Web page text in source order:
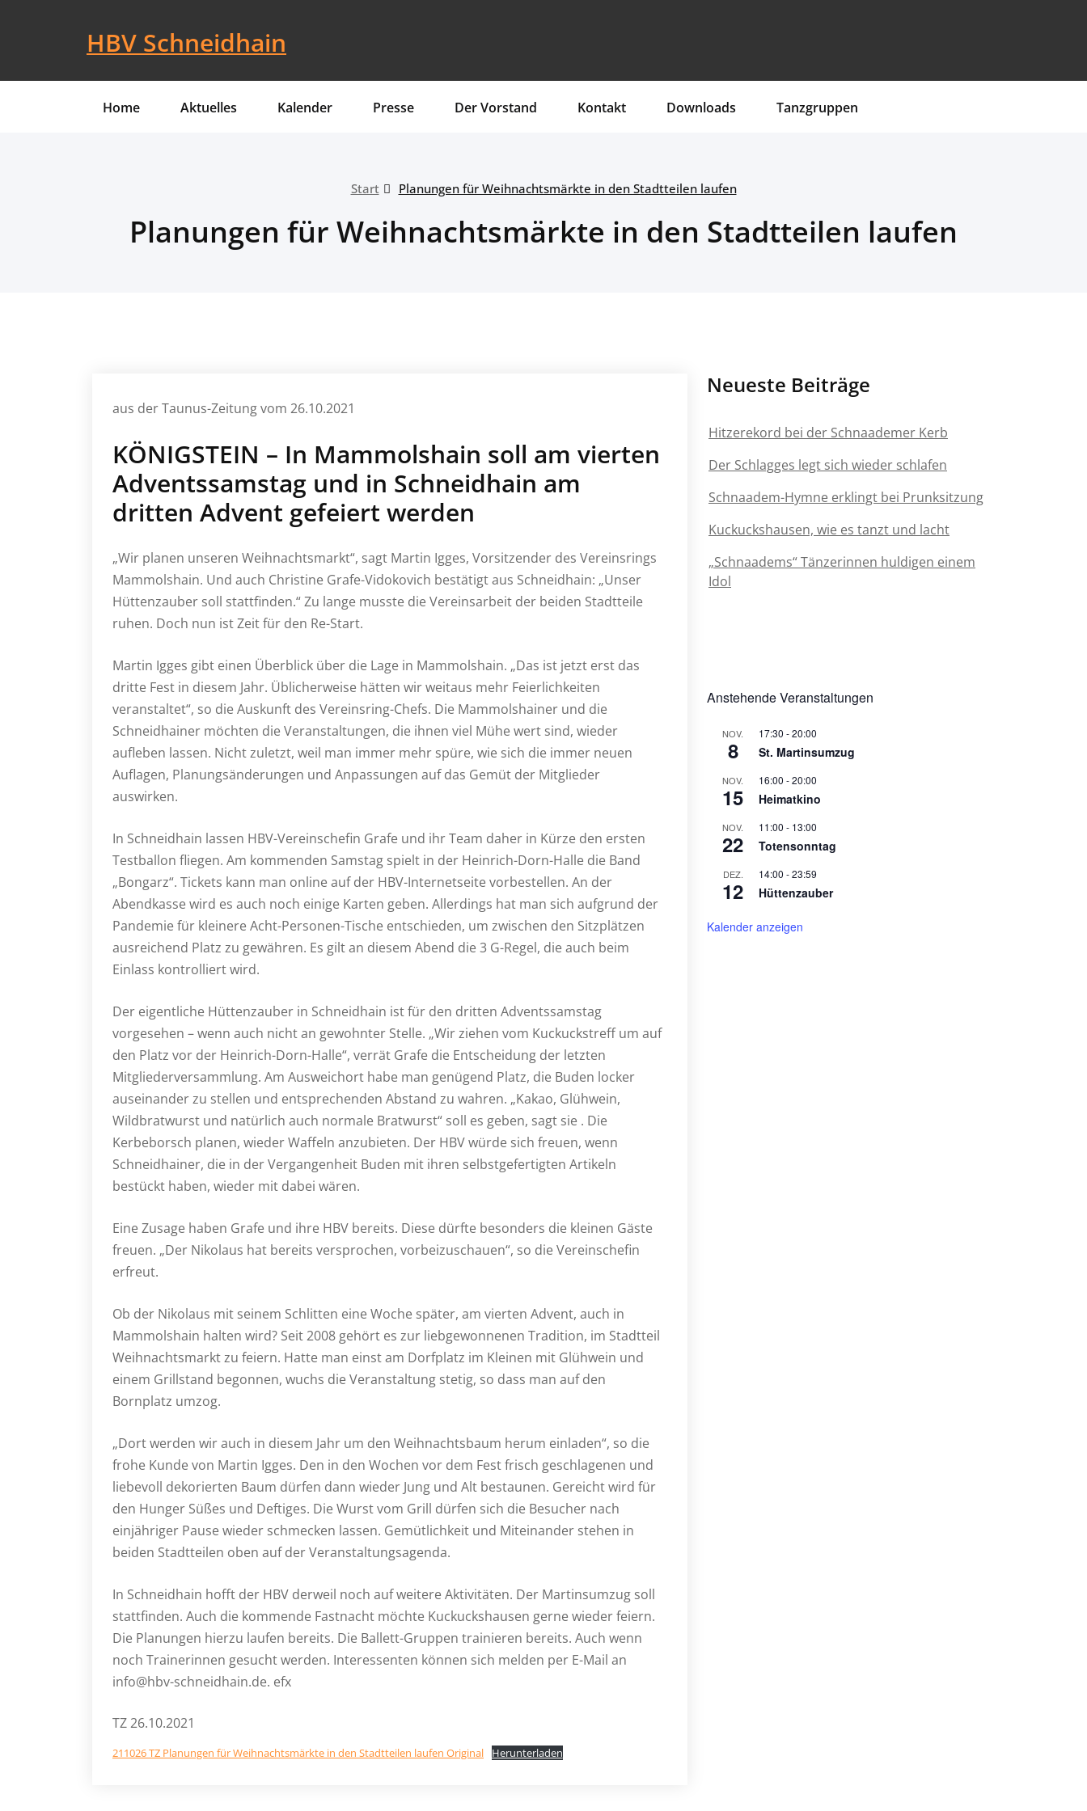
HBV Schneidhain
Home Aktuelles Kalender Presse Der Vorstand Kontakt Downloads Tanzgruppen
Start Planungen für Weihnachtsmärkte in den Stadtteilen laufen
Planungen für Weihnachtsmärkte in den Stadtteilen laufen
aus der Taunus-Zeitung vom 26.10.2021
KÖNIGSTEIN – In Mammolshain soll am vierten
Adventssamstag und in Schneidhain am
dritten Advent gefeiert werden
„Wir planen unseren Weihnachtsmarkt“, sagt Martin Igges, Vorsitzender des Vereinsrings
Mammolshain. Und auch Christine Grafe-Vidokovich bestätigt aus Schneidhain: „Unser
Hüttenzauber soll stattfinden.“ Zu lange musste die Vereinsarbeit der beiden Stadtteile
ruhen. Doch nun ist Zeit für den Re-Start.
Martin Igges gibt einen Überblick über die Lage in Mammolshain. „Das ist jetzt erst das
dritte Fest in diesem Jahr. Üblicherweise hätten wir weitaus mehr Feierlichkeiten
veranstaltet“, so die Auskunft des Vereinsring-Chefs. Die Mammolshainer und die
Schneidhainer möchten die Veranstaltungen, die ihnen viel Mühe wert sind, wieder
aufleben lassen. Nicht zuletzt, weil man immer mehr spüre, wie sich die immer neuen
Auflagen, Planungsänderungen und Anpassungen auf das Gemüt der Mitglieder
auswirken.
In Schneidhain lassen HBV-Vereinschefin Grafe und ihr Team daher in Kürze den ersten
Testballon fliegen. Am kommenden Samstag spielt in der Heinrich-Dorn-Halle die Band
„Bongarz“. Tickets kann man online auf der HBV-Internetseite vorbestellen. An der
Abendkasse wird es auch noch einige Karten geben. Allerdings hat man sich aufgrund der
Pandemie für kleinere Acht-Personen-Tische entschieden, um zwischen den Sitzplätzen
ausreichend Platz zu gewähren. Es gilt an diesem Abend die 3 G-Regel, die auch beim
Einlass kontrolliert wird.
Der eigentliche Hüttenzauber in Schneidhain ist für den dritten Adventssamstag
vorgesehen – wenn auch nicht an gewohnter Stelle. „Wir ziehen vom Kuckuckstreff um auf
den Platz vor der Heinrich-Dorn-Halle“, verrät Grafe die Entscheidung der letzten
Mitgliederversammlung. Am Ausweichort habe man genügend Platz, die Buden locker
auseinander zu stellen und entsprechenden Abstand zu wahren. „Kakao, Glühwein,
Wildbratwurst und natürlich auch normale Bratwurst“ soll es geben, sagt sie . Die
Kerbeborsch planen, wieder Waffeln anzubieten. Der HBV würde sich freuen, wenn
Schneidhainer, die in der Vergangenheit Buden mit ihren selbstgefertigten Artikeln
bestückt haben, wieder mit dabei wären.
Eine Zusage haben Grafe und ihre HBV bereits. Diese dürfte besonders die kleinen Gäste
freuen. „Der Nikolaus hat bereits versprochen, vorbeizuschauen“, so die Vereinschefin
erfreut.
Ob der Nikolaus mit seinem Schlitten eine Woche später, am vierten Advent, auch in
Mammolshain halten wird? Seit 2008 gehört es zur liebgewonnenen Tradition, im Stadtteil
Weihnachtsmarkt zu feiern. Hatte man einst am Dorfplatz im Kleinen mit Glühwein und
einem Grillstand begonnen, wuchs die Veranstaltung stetig, so dass man auf den
Bornplatz umzog.
„Dort werden wir auch in diesem Jahr um den Weihnachtsbaum herum einladen“, so die
frohe Kunde von Martin Igges. Den in den Wochen vor dem Fest frisch geschlagenen und
liebevoll dekorierten Baum dürfen dann wieder Jung und Alt bestaunen. Gereicht wird für
den Hunger Süßes und Deftiges. Die Wurst vom Grill dürfen sich die Besucher nach
einjähriger Pause wieder schmecken lassen. Gemütlichkeit und Miteinander stehen in
beiden Stadtteilen oben auf der Veranstaltungsagenda.
In Schneidhain hofft der HBV derweil noch auf weitere Aktivitäten. Der Martinsumzug soll
stattfinden. Auch die kommende Fastnacht möchte Kuckuckshausen gerne wieder feiern.
Die Planungen hierzu laufen bereits. Die Ballett-Gruppen trainieren bereits. Auch wenn
noch Trainerinnen gesucht werden. Interessenten können sich melden per E-Mail an
info@hbv-schneidhain.de. efx
TZ 26.10.2021
211026 TZ Planungen für Weihnachtsmärkte in den Stadtteilen laufen Original Herunterladen
Neueste Beiträge
Hitzerekord bei der Schnaademer Kerb
Der Schlagges legt sich wieder schlafen
Schnaadem-Hymne erklingt bei Prunksitzung
Kuckuckshausen, wie es tanzt und lacht
„Schnaadems“ Tänzerinnen huldigen einem
Idol
Anstehende Veranstaltungen
NOV.
8
17:30 -20:00
St. Martinsumzug
NOV.
15
16:00 -20:00
Heimatkino
NOV.
22
11:00 - 13:00
Totensonntag
DEZ.
12
14:00 -23:59
Hüttenzauber
Kalender anzeigen